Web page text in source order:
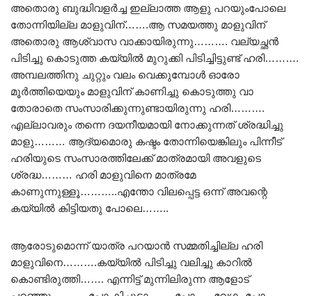
അതൊരു ബുദ്ധിവളർച്ച ഇല്ലാത്ത ആളു പറയുംപോലെ
തോന്നിയില്ല മാളുവിന്‌…….ആ സമയത്തു മാളുവിന്‌
അതൊരു ആശ്വാസ വാക്കായിരുന്നു………. വല്യച്ഛൻ
പിടിച്ചു കൊടുത്ത കയ്യിൽ മുറുക്കി പിടിച്ചിട്ടുണ്ട് ഹരി……….
അമ്പലത്തിനു ചുറ്റും വലം വെക്കുമ്പോൾ ഓരോ
മൂർത്തിയെയും മാളുവിന് കാണിച്ചു കൊടുത്തു വാ
തോരാതെ സംസാരിക്കുന്നുണ്ടായിരുന്നു ഹരി……….
എല്ലാവരും തന്നെ ദയനീയമായി നോക്കുന്നത് ശ്രദ്ധിച്ചു
മാളു……… ആദ്യമൊരു കഷ്ടം തോന്നിയെങ്കിലും പിന്നീട്
ഹരിയുടെ സംസാരത്തിലേക്ക് മാത്രമായി അവളുടെ
ശ്രദ്ധ……… ഹരി മാളുവിനെ മാത്രമേ
കാണുന്നുള്ളൂ………..എന്തോ വിലപ്പെട്ട ഒന്ന് അവന്റെ
കയ്യിൽ കിട്ടിയതു പോലെ……..
ആരോടുമൊന്ന് യാത്ര പറയാൻ സമ്മതിച്ചില്ല ഹരി
മാളുവിനെ……….കയ്യിൽ പിടിച്ചു വലിച്ചു കാറിൽ
കൊണ്ടിരുത്തി……. എന്നിട്ട് മുന്നിലിരുന്ന ആളോട്